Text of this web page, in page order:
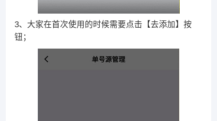
3、大家在首次使用的时候需要点击【去添加】按
钮；